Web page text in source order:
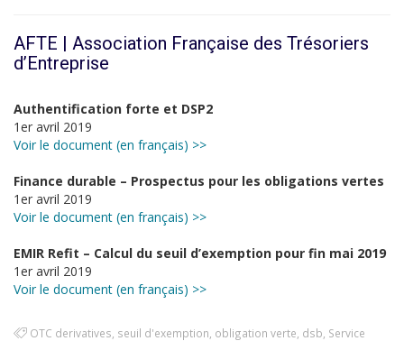
AFTE | Association Française des Trésoriers
d’Entreprise
Authentification forte et DSP2
1er avril 2019
Voir le document (en français) >>
Finance durable – Prospectus pour les obligations vertes
1er avril 2019
Voir le document (en français) >>
EMIR Refit – Calcul du seuil d’exemption pour fin mai 2019
1er avril 2019
Voir le document (en français) >>
OTC derivatives seuil d'exemption obligation verte dsb Service